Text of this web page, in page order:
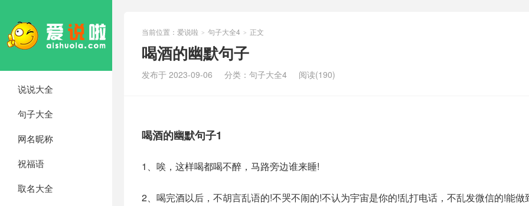
说说大全
句子大全
网名昵称
祝福语
取名大全
当前位置： 爱说啦 > 句子大全4 > 正文
喝酒的幽默句子
发布于 2023-09-06 分类： 句子大全4 阅读(190)
喝酒的幽默句子1
1、唉，这样喝都喝不醉，马路旁边谁来睡!
2、喝完酒以后，不胡言乱语的!不哭不闹的!不认为宇宙是你的!乱打电话，不乱发微信的!能做